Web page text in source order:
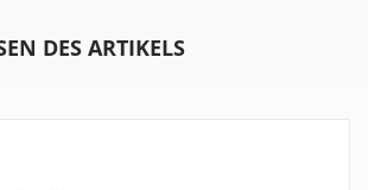
berühmt-berüchtigten
DES ARTIKELS